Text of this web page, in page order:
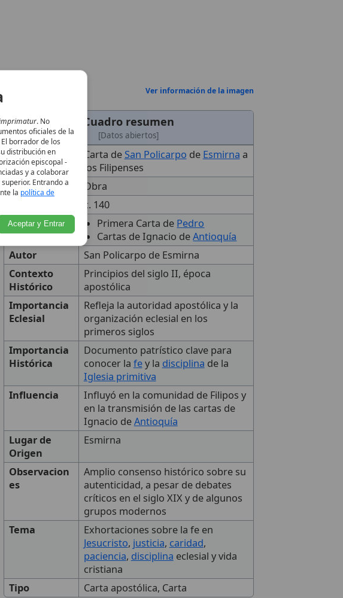
Ver información de la imagen
Cuadro resumen
[Datos abiertos]
Nombre Carta de San Policarpo de Esmirna a
los Filipenses
Categoría
Obra
c. 140
Referencias
Primera Carta de Pedro
Cartas de Ignacio deAntioquía
Autor
San Policarpo de Esmirna
Contexto
Histórico
Principios del siglo II, época
apostólica
Importancia
Eclesial
Refleja la autoridad apostólica y la
organización eclesial en los
primeros siglos
Importancia
Histórica
Documento patrístico clave para
conocer la fey la disciplina de la
Iglesia primitiva
Influencia
Influyó en la comunidad de Filipos y
en la transmisión de las cartas de
Ignacio deAntioquía
Lugar de
Origen
Esmirna
Observacion
es
Amplio consenso histórico sobre su
autenticidad, a pesar de debates
críticos en el siglo XIX y de algunos
grupos modernos
Tema
Exhortaciones sobre la fe en
Jesucristo, justicia, caridad,
paciencia, disciplina eclesial y vida
cristiana
Tipo
Carta apostólica, Carta
. No
oficiales de la
borrador de los
distribución en
episcopal -
y a colaborar
Entrando a
la política de
Aceptar y Entrar